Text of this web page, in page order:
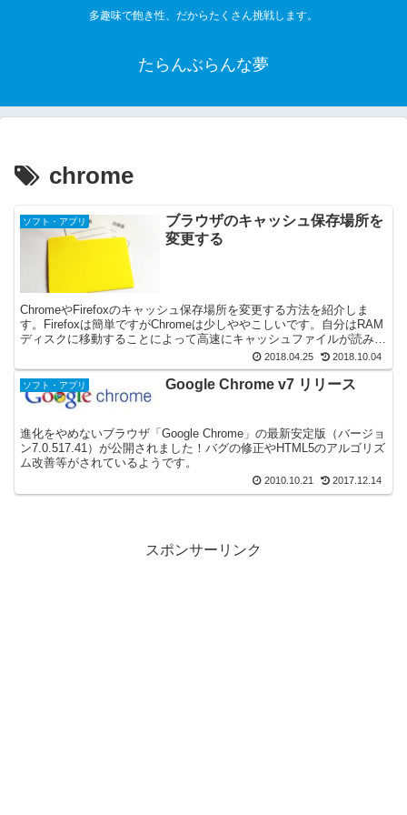
多趣味で飽き性、だからたくさん挑戦します。
たらんぶらんな夢
chrome
ソフト・アプリ
ブラウザのキャッシュ保存場所を
変更する
ChromeやFirefoxのキャッシュ保存場所を変更する方法を紹介しま
す。Firefoxは簡単ですがChromeは少しややこしいです。自分はRAM
ディスクに移動することによって高速にキャッシュファイルが読み込
2018.04.25 2018.10.04
ソフト・アプリ Google Chrome v7 リリース
進化をやめないブラウザ「Google Chrome」の最新安定版（バージョ
ン7.0.517.41）が公開されました！バグの修正やHTML5のアルゴリズ
ム改善等がされているようです。
2010.10.21 2017.12.14
スポンサーリンク